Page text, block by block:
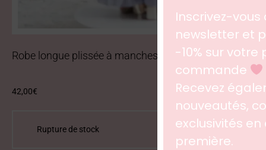
Robe longue plissée à manches courtes dos nu lilas
42,00€
Inscrivez-vous
newsletter et
-10% sur votre
commande
Recevez
nouveautés,
exclusivités
première.